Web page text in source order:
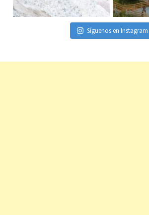
Síguenos en Instagram